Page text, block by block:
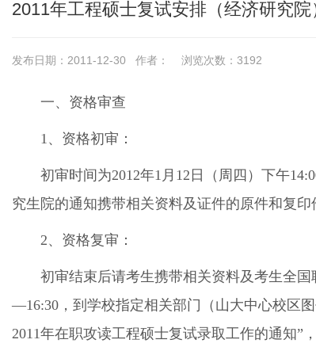
2011年工程硕士复试安排（经济研究院
发布日期：2011-12-30 作者： 浏览次数： 3192
一、资格审查
1、资格初审：
初审时间为2012年1月12日（周四）下午
究生院的通知携带相关资料及证件的原件和复
2、资格复审：
初审结束后请考生携带相关资料及考生全
—16:30，到学校指定相关部门（山大中心校区
2011年在职攻读工程硕士复试录取工作的通知”，